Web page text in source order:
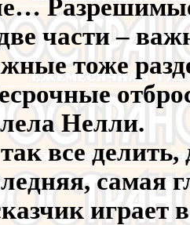
две части –
тоже
Нелли.
все
самая
играет